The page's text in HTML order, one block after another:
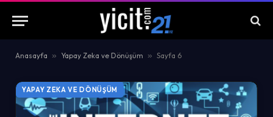
Anasayfa » Yapay Zeka ve Dönüşüm » Sayfa 6
YAPAY ZEKA VE DÖNÜŞÜM